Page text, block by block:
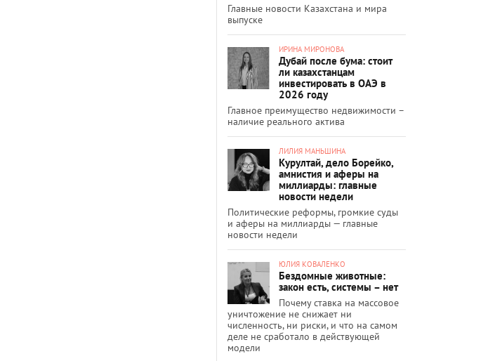
Главные новости Казахстана и мира
выпуске
ИРИНА МИРОНОВА
Дубай после бума: стоит
ли казахстанцам
инвестировать в ОАЭ в
2026 году
Главное преимущество недвижимости –
наличие реального актива
ЛИЛИЯ МАНЬШИНА
Курултай, дело Борейко,
амнистия и аферы на
миллиарды: главные
новости недели
Политические реформы, громкие суды
и аферы на миллиарды — главные
новости недели
ЮЛИЯ КОВАЛЕНКО
Бездомные животные:
закон есть, системы – нет
Почему ставка на массовое
уничтожение не снижает ни
численность, ни риски, и что на самом
деле не сработало в действующей
модели